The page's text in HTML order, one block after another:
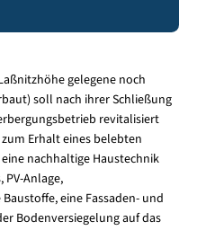
gelegene noch
soll nach ihrer Schließung
revitalisiert
Erhalt eines belebten
nachhaltige Haustechnik
Anlage,
eine Fassaden- und
Bodenversiegelung auf das